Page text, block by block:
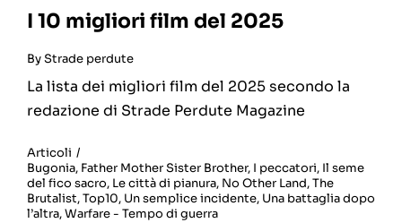
I 10 migliori film del 2025
ByStrade perdute
La lista dei migliori film del 2025 secondo la
redazione di Strade Perdute Magazine
Articoli /
Bugonia, Father Mother Sister Brother, I peccatori, Il seme
del fico sacro, Le città di pianura, No Other Land,The
Brutalist,Top10, Un semplice incidente, Una battaglia dopo
l’altra,Warfare - Tempo di guerra